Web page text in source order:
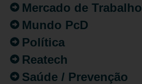
Mercado de Trabalho
Mundo PcD
Política
Reatech
Saúde / Prevenção